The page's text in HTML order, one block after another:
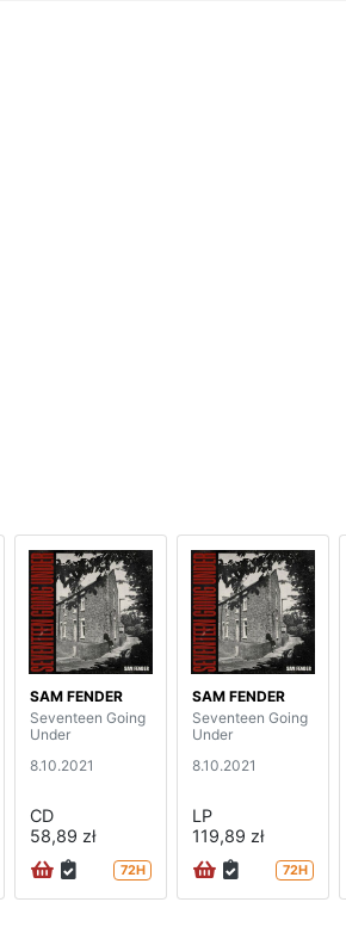
SAM FENDER
Seventeen Going
Under
8.10.2021
CD
58,89 zł
72H
SAM FENDER
Seventeen Going
Under
8.10.2021
LP
119,89 zł
72H